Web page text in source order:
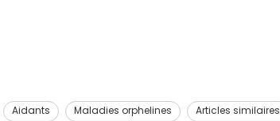
Aidants Maladies orphelines Articles similaires